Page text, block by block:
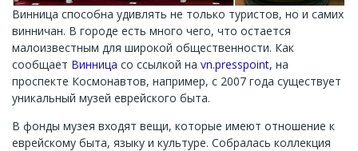
Винница способна удивлять не только туристов, но и самих
винничан. В городе есть много чего, что остается
малоизвестным для широкой общественности. Как
сообщает Винница со ссылкой на vn.presspoint, на
проспекте Космонавтов, например, с 2007 года существует
уникальный музей еврейского быта.
В фонды музея входят вещи, которые имеют отношение к
еврейскому быта, языку и культуре. Собралась коллекция